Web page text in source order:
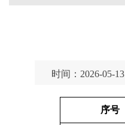
时间：2026-05-13
序号